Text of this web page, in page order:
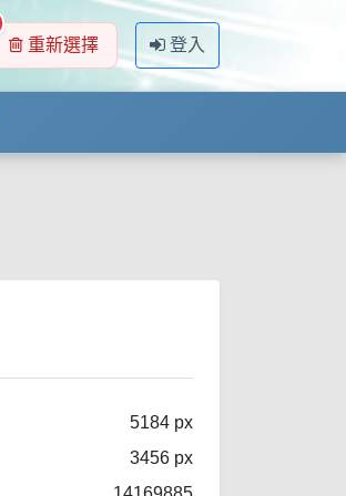
重新選擇 登入
5184 px
3456 px